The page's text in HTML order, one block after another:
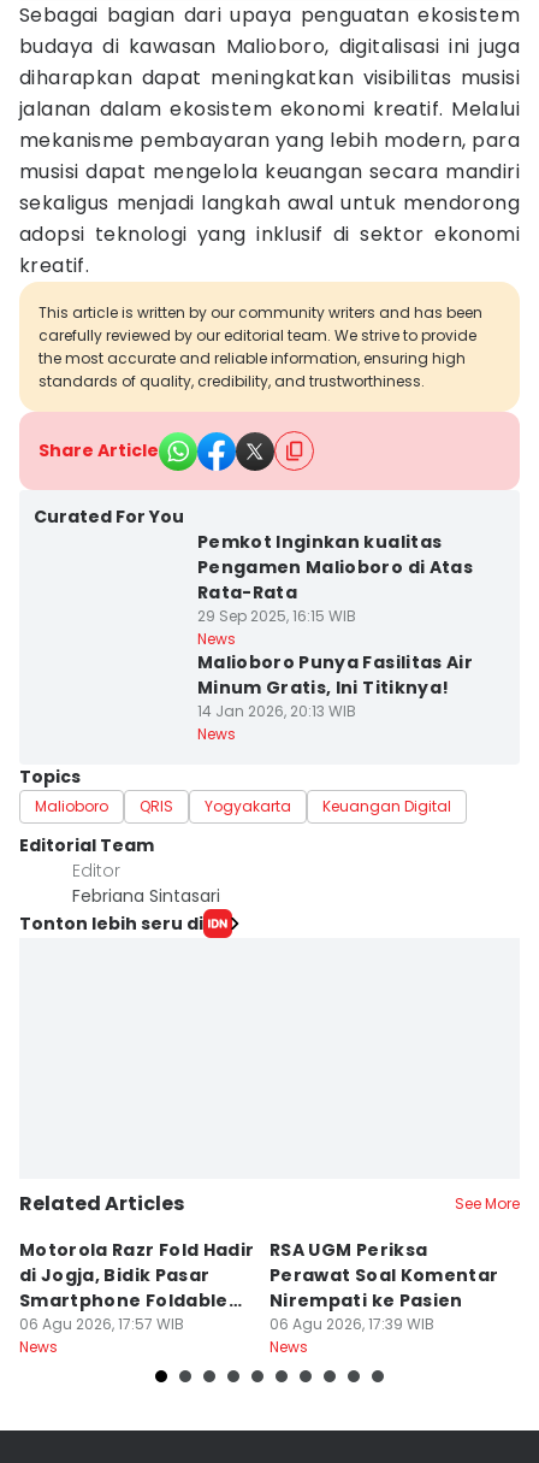
Sebagai bagian dari upaya penguatan ekosistem
budaya di kawasan Malioboro, digitalisasi ini juga
diharapkan dapat meningkatkan visibilitas musisi
jalanan dalam ekosistem ekonomi kreatif. Melalui
mekanisme pembayaran yang lebih modern, para
musisi dapat mengelola keuangan secara mandiri
sekaligus menjadi langkah awal untuk mendorong
adopsi teknologi yang inklusif di sektor ekonomi
kreatif.
This article is written by our community writers and has been
carefully reviewed by our editorial team. We strive to provide
the most accurate and reliable information, ensuring high
standards of quality, credibility, and trustworthiness.
Share Article
Curated For You
Pemkot Inginkan kualitas
Pengamen Malioboro di Atas
Rata-Rata
29 Sep 2025, 16:15 WIB
News
Malioboro Punya Fasilitas Air
Minum Gratis, Ini Titiknya!
14 Jan 2026, 20:13 WIB
News
Topics
Malioboro QRIS Yogyakarta Keuangan Digital
Editorial Team
Editor
Febriana Sintasari
Tonton lebih seru di
Related Articles See More
Motorola Razr Fold Hadir
di Jogja, Bidik Pasar
Smartphone Foldable
Premium
06 Agu 2026, 17:57 WIB
News
RSA UGM Periksa
Perawat Soal Komentar
Nirempati ke Pasien
06 Agu 2026, 17:39 WIB
News